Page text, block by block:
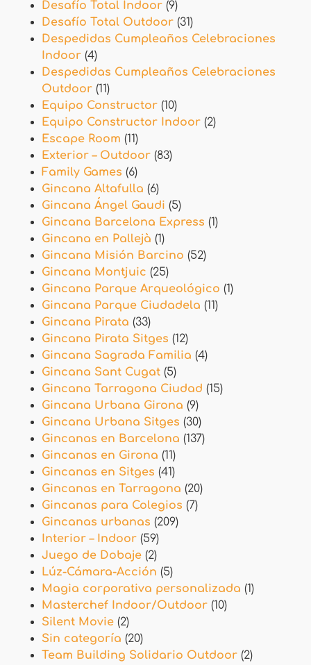
Desafío Total Indoor (9)
Desafío Total Outdoor (31)
Despedidas Cumpleaños Celebraciones
Indoor (4)
Despedidas Cumpleaños Celebraciones
Outdoor (11)
Equipo Constructor (10)
Equipo Constructor Indoor (2)
Escape Room (11)
Exterior – Outdoor (83)
Family Games (6)
Gincana Altafulla (6)
Gincana Ángel Gaudi (5)
Gincana Barcelona Express (1)
Gincana en Pallejà (1)
Gincana Misión Barcino (52)
Gincana Montjuic (25)
Gincana Parque Arqueológico (1)
Gincana Parque Ciudadela (11)
Gincana Pirata (33)
Gincana Pirata Sitges (12)
Gincana Sagrada Familia (4)
Gincana Sant Cugat (5)
Gincana Tarragona Ciudad (15)
Gincana Urbana Girona (9)
Gincana Urbana Sitges (30)
Gincanas en Barcelona (137)
Gincanas en Girona (11)
Gincanas en Sitges (41)
Gincanas en Tarragona (20)
Gincanas para Colegios (7)
Gincanas urbanas (209)
Interior – Indoor (59)
Juego de Dobaje (2)
Lúz-Cámara-Acción (5)
Magia corporativa personalizada (1)
Masterchef Indoor/Outdoor (10)
Silent Movie (2)
Sin categoría (20)
Team Building Solidario Outdoor (2)